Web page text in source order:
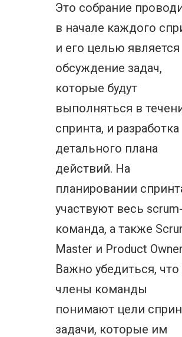
Это собрание
в начале каждого
и его целью является
обсуждение задач,
которые будут
выполняться в
спринта, и разработка
детального плана
действий. На
планировании
участвуют весь scrum-
команда, а также
Master и Product
Важно убедиться, что
члены команды
понимают цели
задачи, которые им